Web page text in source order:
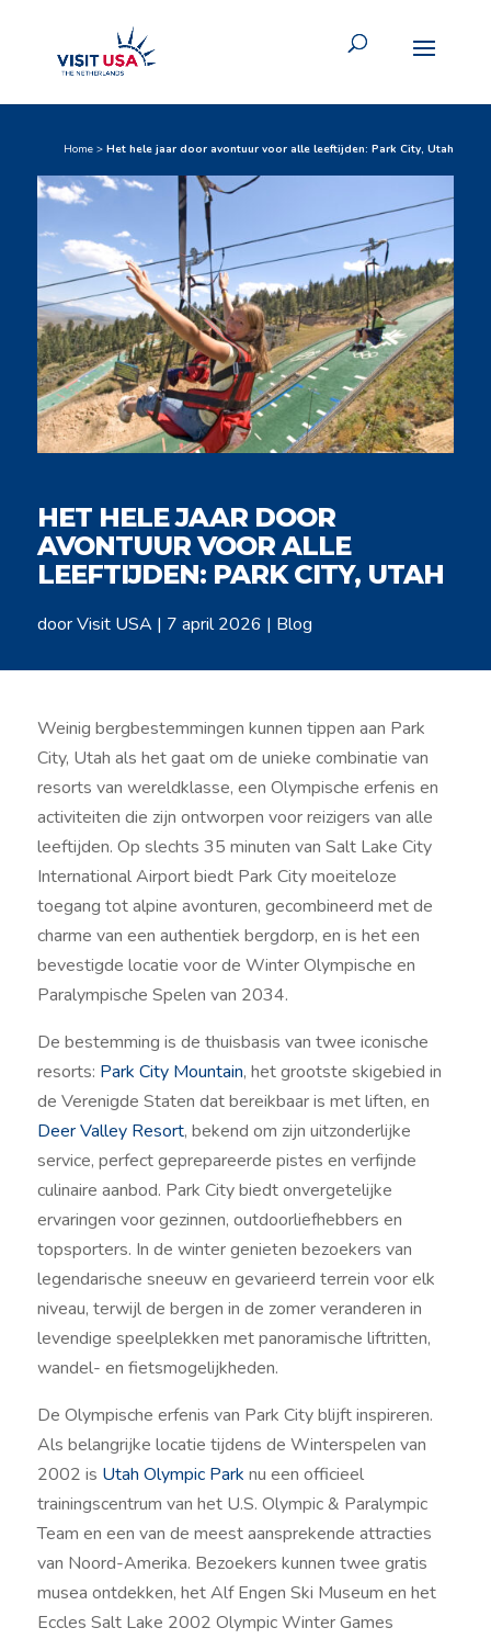
Home >Het hele jaar door avontuur voor alle leeftijden: Park City, Utah
HET HELE JAAR DOOR
AVONTUUR VOOR ALLE
LEEFTIJDEN: PARK CITY, UTAH
doorVisit USA | 7 april 2026 | Blog
Weinig bergbestemmingen kunnen tippen aan Park
City, Utah als het gaat om de unieke combinatie van
resorts van wereldklasse, een Olympische erfenis en
activiteiten die zijn ontworpen voor reizigers van alle
leeftijden. Op slechts 35 minuten van Salt Lake City
International Airport biedt Park City moeiteloze
toegang tot alpine avonturen, gecombineerd met de
charme van een authentiek bergdorp, en is het een
bevestigde locatie voor de Winter Olympische en
Paralympische Spelen van 2034.
De bestemming is de thuisbasis van twee iconische
resorts: Park City Mountain, het grootste skigebied in
de Verenigde Staten dat bereikbaar is met liften, en
Deer Valley Resort, bekend om zijn uitzonderlijke
service, perfect geprepareerde pistes en verfijnde
culinaire aanbod. Park City biedt onvergetelijke
ervaringen voor gezinnen, outdoorliefhebbers en
topsporters. In de winter genieten bezoekers van
legendarische sneeuw en gevarieerd terrein voor elk
niveau, terwijl de bergen in de zomer veranderen in
levendige speelplekken met panoramische liftritten,
wandel- en fietsmogelijkheden.
De Olympische erfenis van Park City blijft inspireren.
Als belangrijke locatie tijdens de Winterspelen van
2002 is Utah Olympic Park nu een officieel
trainingscentrum van het U.S. Olympic & Paralympic
Team en een van de meest aansprekende attracties
van Noord-Amerika. Bezoekers kunnen twee gratis
musea ontdekken, het Alf Engen Ski Museum en het
Eccles Salt Lake 2002 Olympic Winter Games